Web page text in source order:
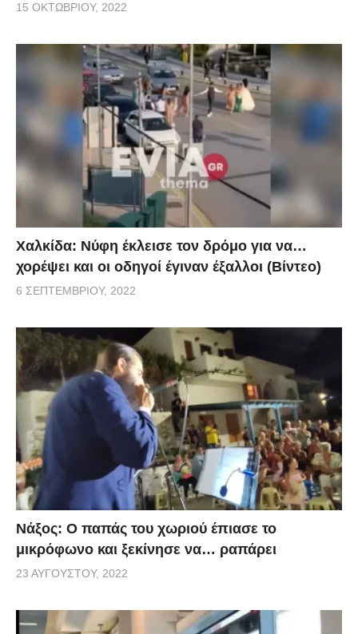
15 ΟΚΤΩΒΡΊΟΥ, 2022
Χαλκίδα: Νύφη έκλεισε τον δρόμο για να…
χορέψει και οι οδηγοί έγιναν έξαλλοι (Βίντεο)
6 ΣΕΠΤΕΜΒΡΊΟΥ, 2022
Νάξος: Ο παπάς του χωριού έπιασε το
μικρόφωνο και ξεκίνησε να… ραπάρει
23 ΑΥΓΟΎΣΤΟΥ, 2022